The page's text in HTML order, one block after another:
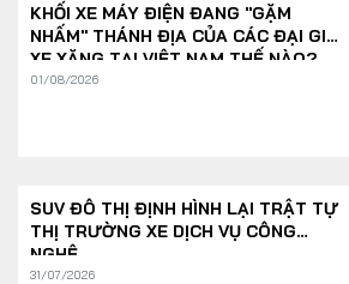
KHỐI XE MÁY ĐIỆN ĐANG "GẶM
NHẤM" THÁNH ĐỊA CỦA CÁC ĐẠI GIA
XE XĂNG TẠI VIỆT NAM THẾ NÀO?
01/08/2026
SUV ĐÔ THỊ ĐỊNH HÌNH LẠI TRẬT TỰ
THỊ TRƯỜNG XE DỊCH VỤ CÔNG
NGHỆ
31/07/2026